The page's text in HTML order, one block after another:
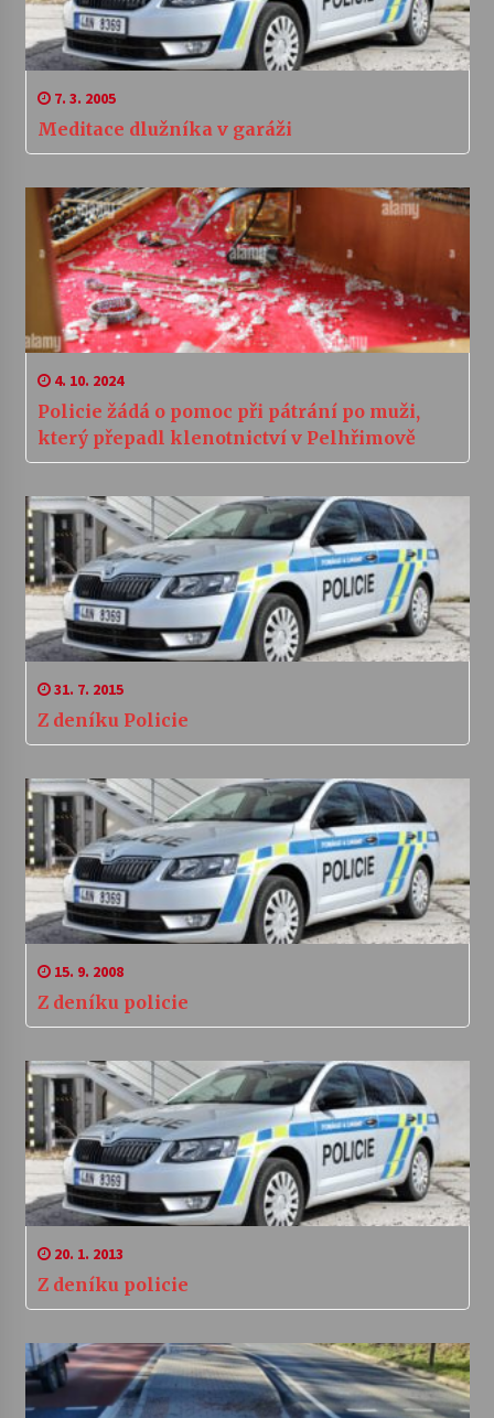
7. 3. 2005
Meditace dlužníka v garáži
4. 10. 2024
Policie žádá o pomoc při pátrání po muži,
který přepadl klenotnictví v Pelhřimově
31. 7. 2015
Z deníku Policie
15. 9. 2008
Z deníku policie
20. 1. 2013
Z deníku policie